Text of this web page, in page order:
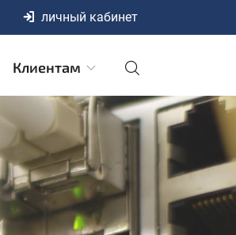
личный кабинет
Клиентам